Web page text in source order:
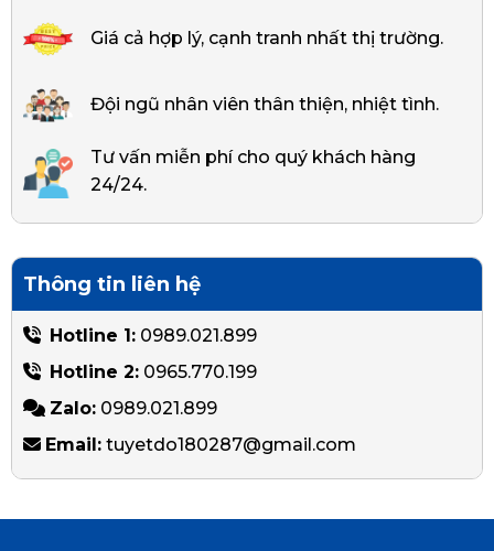
Giá cả hợp lý, cạnh tranh nhất thị trường.
Đội ngũ nhân viên thân thiện, nhiệt tình.
Tư vấn miễn phí cho quý khách hàng
24/24.
Thông tin liên hệ
Hotline 1:0989.021.899
Hotline 2:0965.770.199
Zalo:0989.021.899
Email:tuyetdo180287@gmail.com